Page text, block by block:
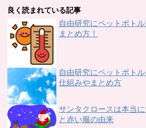
良く読まれている記事
自由研究にペットボト
まとめ方！
自由研究にペットボト
仕組みやまとめ方
サンタクロースは本当
と赤い服の由来